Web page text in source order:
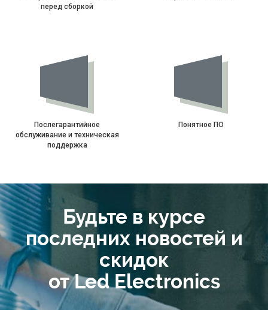
перед сборкой
Послегарантийное
обслуживание и техническая
поддержка
Понятное ПО
Будьте в курсе
последних новостей и
скидок
от Led Electronics